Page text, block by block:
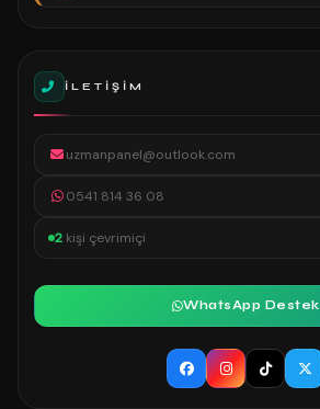
İLETIŞIM
uzmanpanel@outlook.com
0541 814 36 08
2 kişi çevrimiçi
WhatsApp Destek